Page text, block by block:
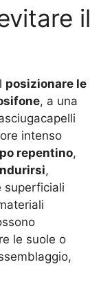
il
posizionare le
, a una
intenso
repentino,
,
superficiali
le suole o